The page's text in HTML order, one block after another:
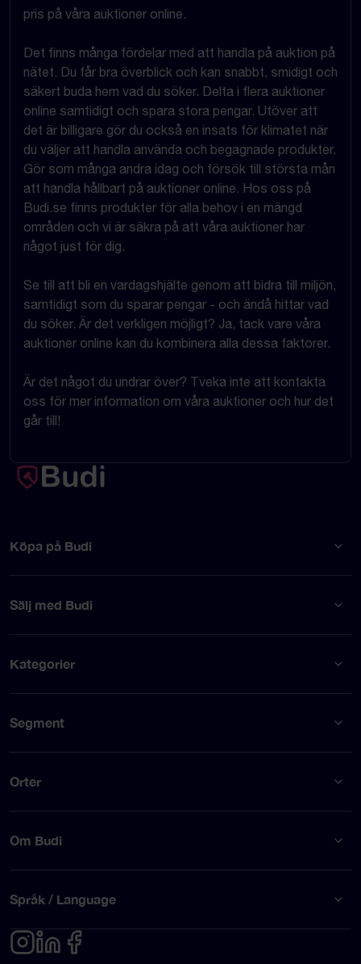
pris på våra auktioner online.
Det finns många fördelar med att handla på auktion på
nätet. Du får bra överblick och kan snabbt, smidigt och
säkert buda hem vad du söker. Delta i flera auktioner
online samtidigt och spara stora pengar. Utöver att
det är billigare gör du också en insats för klimatet när
du väljer att handla använda och begagnade produkter.
Gör som många andra idag och försök till största mån
att handla hållbart på auktioner online. Hos oss på
Budi.se finns produkter för alla behov i en mängd
områden och vi är säkra på att våra auktioner har
något just för dig.
Se till att bli en vardagshjälte genom att bidra till miljön,
samtidigt som du sparar pengar - och ändå hittar vad
du söker. Är det verkligen möjligt? Ja, tack vare våra
auktioner online kan du kombinera alla dessa faktorer.
Är det något du undrar över? Tveka inte att kontakta
oss för mer information om våra auktioner och hur det
går till!
Köpa på Budi
Sälj med Budi
Kategorier
Segment
Orter
Om Budi
Språk / Language